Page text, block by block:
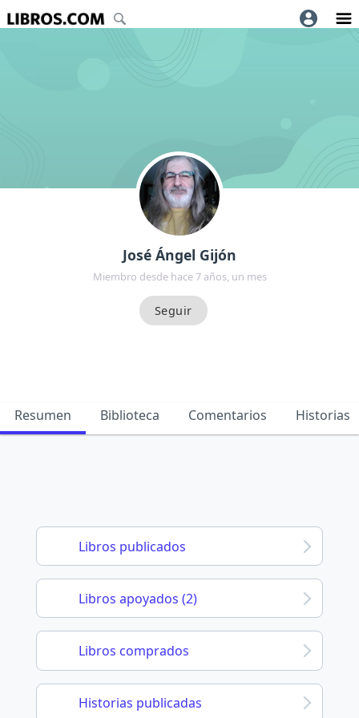
José Ángel Gijón
Miembro desde hace 7 años, un mes
Resumen Biblioteca Comentarios Historias
Libros publicados
Libros apoyados (2)
Libros comprados
Historias publicadas